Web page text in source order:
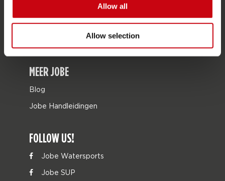
Allow all
Allow selection
Mix & Match
MEER JOBE
Blog
Jobe Handleidingen
FOLLOW US!
Jobe Watersports
Jobe SUP